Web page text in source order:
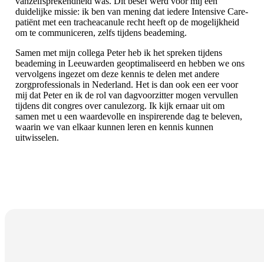
duidelijke missie: ik ben van mening dat iedere Intensive Care-
patiënt met een tracheacanule recht heeft op de mogelijkheid
om te communiceren, zelfs tijdens beademing.
Samen met mijn collega Peter heb ik het spreken tijdens
beademing in Leeuwarden geoptimaliseerd en hebben we ons
vervolgens ingezet om deze kennis te delen met andere
zorgprofessionals in Nederland. Het is dan ook een eer voor
mij dat Peter en ik de rol van dagvoorzitter mogen vervullen
tijdens dit congres over canulezorg. Ik kijk ernaar uit om
samen met u een waardevolle en inspirerende dag te beleven,
waarin we van elkaar kunnen leren en kennis kunnen
uitwisselen.